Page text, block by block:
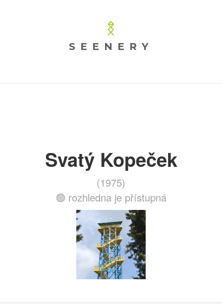
SEENERY
Svatý Kopeček
(1975)
🟢 rozhledna je přístupná